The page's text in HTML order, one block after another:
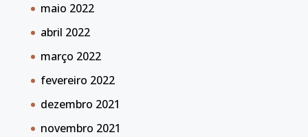
maio 2022
abril 2022
março 2022
fevereiro 2022
dezembro 2021
novembro 2021